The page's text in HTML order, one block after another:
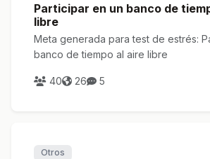
Participar en un banco de
libre
Meta generada para test de estrés:
banco de tiempo al aire libre
40 26 5
Otros